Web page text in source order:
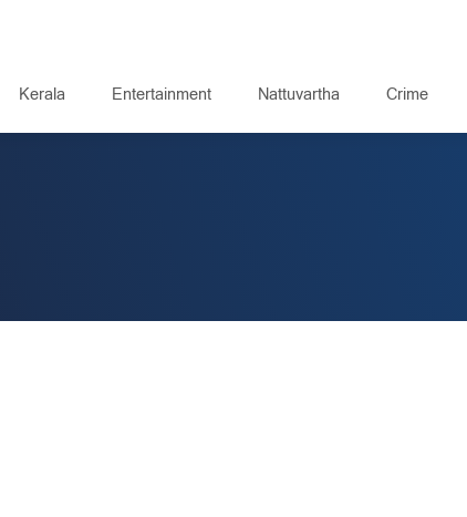
Kerala Entertainment Nattuvartha Crime